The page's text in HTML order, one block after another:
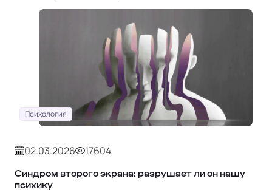
Психология
02.03.2026 17604
Синдром второго экрана: разрушает ли он нашу
психику